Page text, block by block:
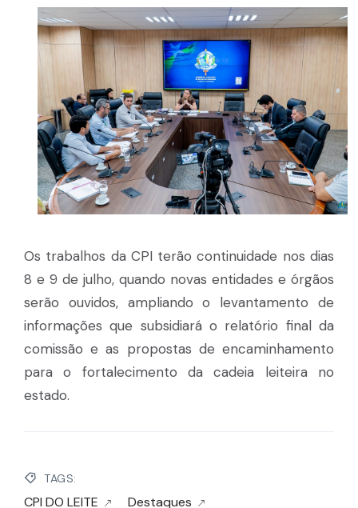
Os trabalhos da CPI terão continuidade nos dias
8 e 9 de julho, quando novas entidades e órgãos
serão ouvidos, ampliando o levantamento de
informações que subsidiará o relatório final da
comissão e as propostas de encaminhamento
para o fortalecimento da cadeia leiteira no
estado.
TAGS:
CPI DO LEITE Destaques